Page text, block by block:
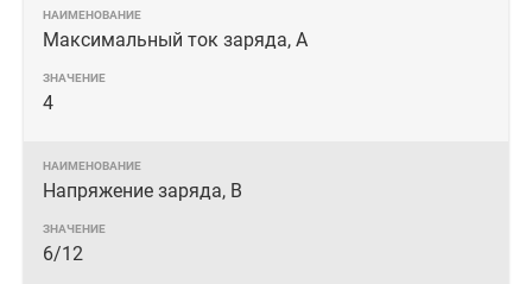
Максимальный ток заряда, А
4
Напряжение заряда, В
6/12